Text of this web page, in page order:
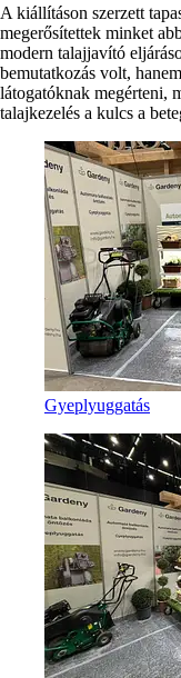
A kiállításon szerzett
megerősítettek minket
modern talajjavító
bemutatkozás volt,
látogatóknak megérteni,
talajkezelés a kulcs a
Gyeplyuggatás